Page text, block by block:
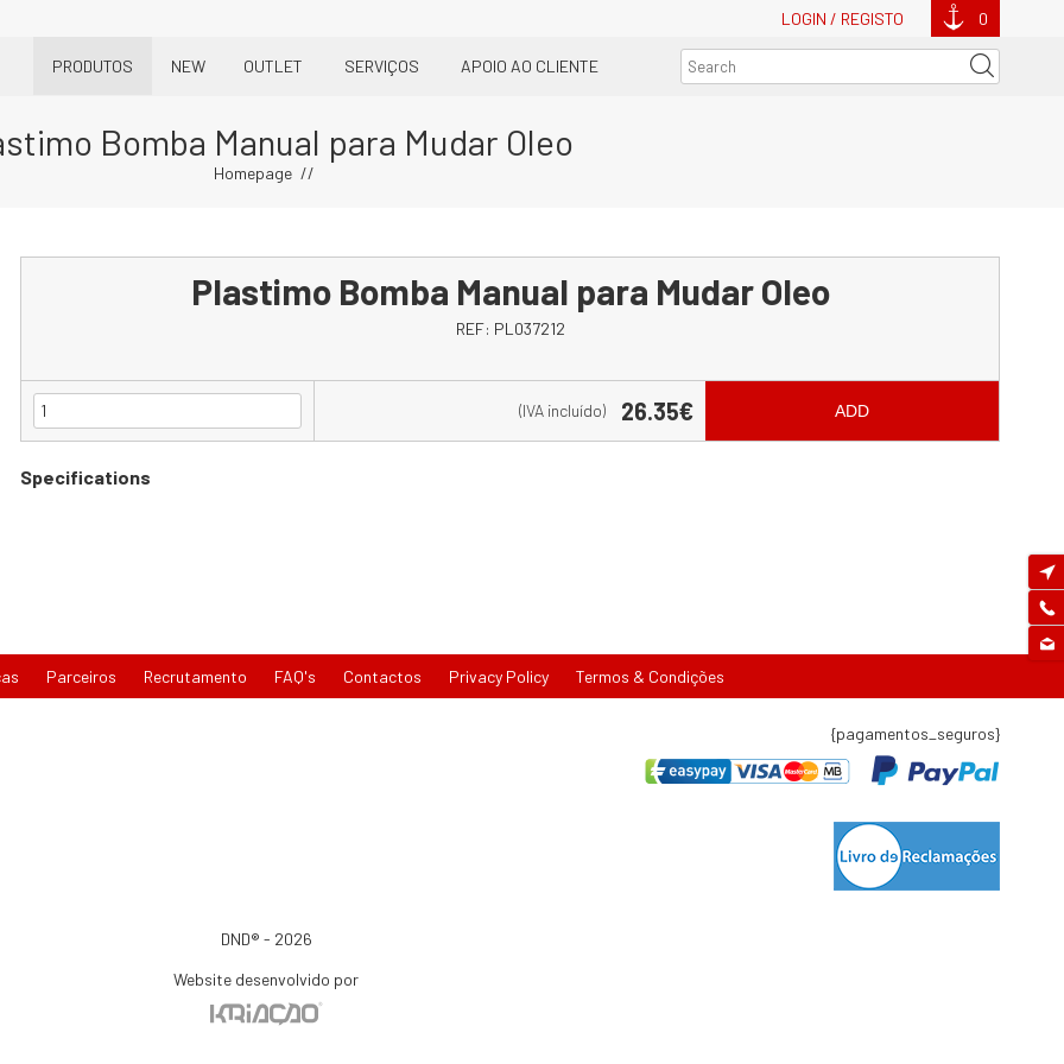
LOGIN / REGISTO 0
PRODUTOS NEW OUTLET SERVIÇOS APOIO AO CLIENTE
Bomba Manual para Mudar Oleo
Homepage
Plastimo Bomba Manual para Mudar Oleo
REF: PL037212
(IVA incluído) 26.35€ ADD
Specifications
Parceiros Recrutamento FAQ's Contactos Privacy Policy Termos & Condições
{pagamentos_seguros}
DND® - 2026
Website desenvolvido por